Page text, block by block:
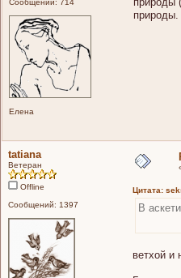
Сообщений: 714
Елена
природы.
tatiana
Ветеран
Offline
Сообщений: 1397
Цитата:
В
ветхой и